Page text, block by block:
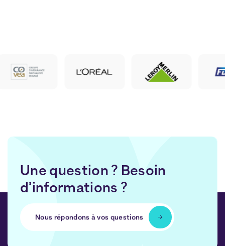
Une question ? Besoin
d’informations ?
Nous répondons à vos questions